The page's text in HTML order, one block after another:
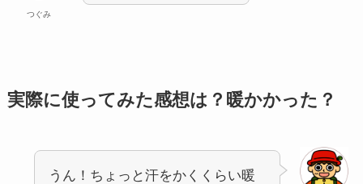
つぐみ
実際に使ってみた感想は？暖かかった？
うん！ちょっと汗をかくくらい暖